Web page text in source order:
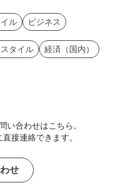
ル ビジネス
タイル 経済（国内）
い合わせはこちら。
接連絡できます。
せ